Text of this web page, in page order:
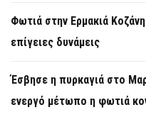
Φωτιά στην Ερμακιά
επίγειες δυνάμεις
Έσβησε η πυρκαγιά στο
ενεργό μέτωπο η φωτιά